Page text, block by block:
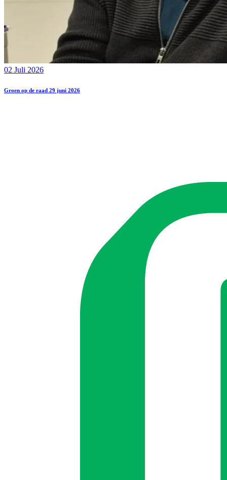
02 Juli 2026
Groen op de raad 29 juni 2026